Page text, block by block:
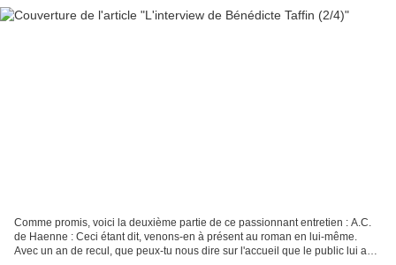
Comme promis, voici la deuxième partie de ce passionnant entretien : A.C.
de Haenne : Ceci étant dit, venons-en à présent au roman en lui-même.
Avec un an de recul, que peux-tu nous dire sur l'accueil que le public lui a